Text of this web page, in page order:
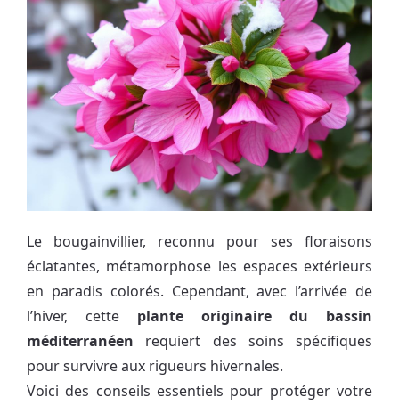
Le bougainvillier, reconnu pour ses floraisons
éclatantes, métamorphose les espaces extérieurs
en paradis colorés. Cependant, avec l’arrivée de
l’hiver, cette plante originaire du bassin
méditerranéen requiert des soins spécifiques
pour survivre aux rigueurs hivernales.
Voici des conseils essentiels pour protéger votre